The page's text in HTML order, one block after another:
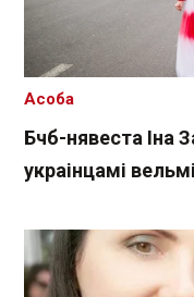
Бчб-нявеста Іна
украінцамі
Асоба